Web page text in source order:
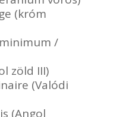
(króm
/
zöld III)
(Valódi
(Angol